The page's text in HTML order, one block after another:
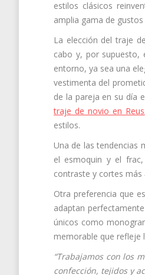
estilos clásicos
amplia gama de
La elección del traje
cabo y, por supuesto,
entorno, ya sea una
vestimenta del
de la pareja en su día
traje de novio en
estilos.
Una de las tendencias
el esmoquin y el
contraste y cortes más
Otra preferencia que
adaptan
únicos como
memorable que refleje
“Trabajamos con los
confección, tejidos y